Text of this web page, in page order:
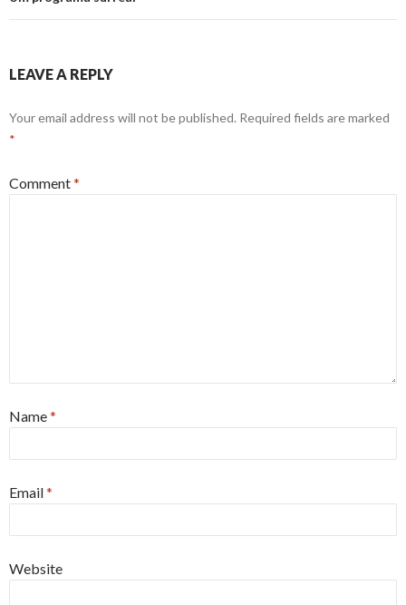
LEAVE A REPLY
Your email address will not be published. Required fields are marked
*
Comment*
Name*
Email*
Website